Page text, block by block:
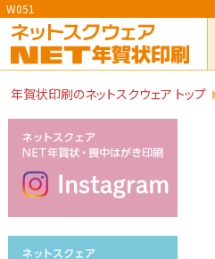
W051
年賀状印刷のネットスクウェア トップ